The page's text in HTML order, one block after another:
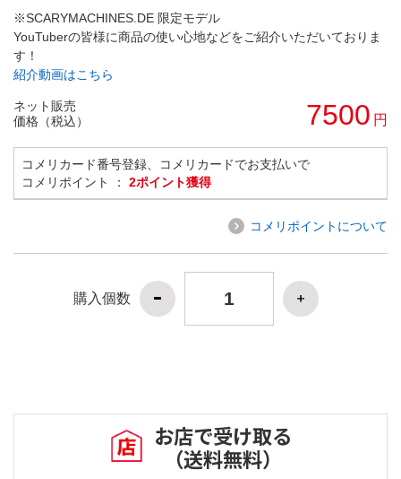
※SCARYMACHINES.DE 限定モデル
YouTuberの皆様に商品の使い心地などをご紹介いただいておりま
す！
紹介動画はこちら
ネット販売
価格（税込）
7500 円
コメリカード番号登録、コメリカードでお支払いで
コメリポイント ： 2ポイント獲得
コメリポイントについて
購入個数
お店で受け取る
（送料無料）